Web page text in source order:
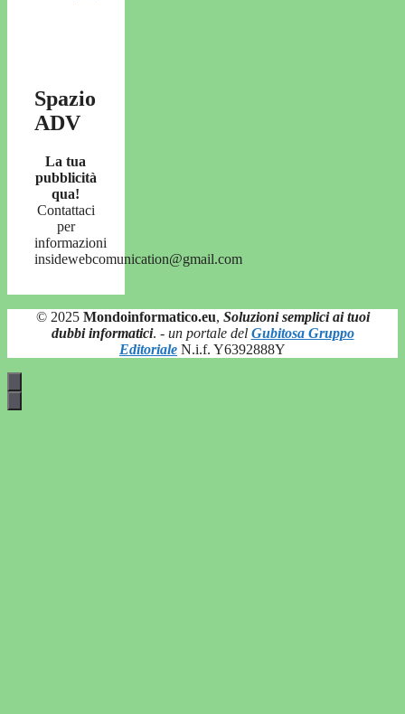
Spazio
ADV
La tua
pubblicità
qua!
Contattaci
per
informazioni
insidewebcomunication@gmail.com
© 2025 Mondoinformatico.eu, Soluzioni semplici ai tuoi
dubbi informatici. - un portale del Gubitosa Gruppo
Editoriale N.i.f. Y6392888Y